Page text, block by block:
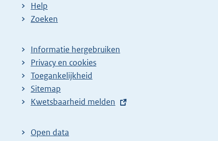
Help
Zoeken
Informatie hergebruiken
Privacy en cookies
Toegankelijkheid
Sitemap
E
t
Kwetsbaarheid melden
Open data